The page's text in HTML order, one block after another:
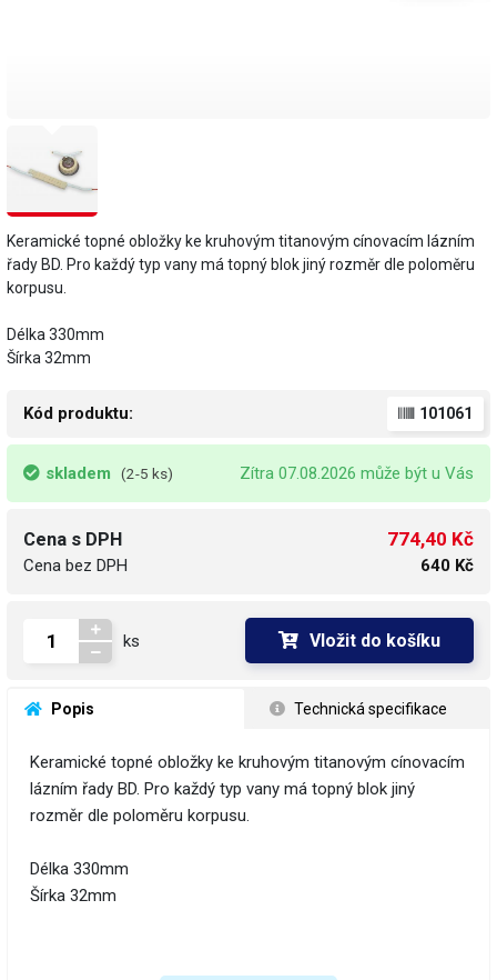
Keramické topné obložky ke kruhovým titanovým cínovacím lázním
řady BD. Pro každý typ vany má topný blok jiný rozměr dle poloměru
korpusu.
Délka 330mm
Šírka 32mm
Kód produktu: 101061
skladem (2-5 ks) Zítra 07.08.2026 může být u Vás
Cena s DPH
Cena bez DPH
774,40 Kč
640 Kč
ks Vložit do košíku
Popis Technická specifikace
Keramické topné obložky ke kruhovým titanovým cínovacím
lázním řady BD. Pro každý typ vany má topný blok jiný
rozměr dle poloměru korpusu.
Délka 330mm
Šírka 32mm